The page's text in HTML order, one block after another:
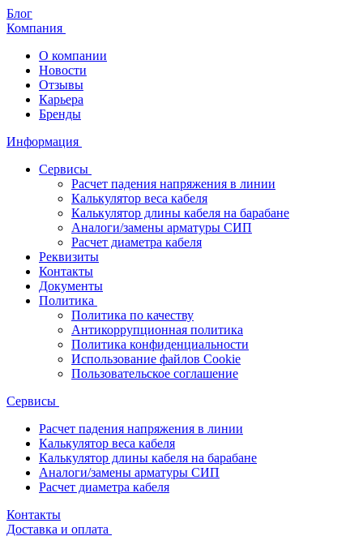
Блог
Компания
О компании
Новости
Отзывы
Карьера
Бренды
Информация
Сервисы
Расчет падения напряжения в линии
Калькулятор веса кабеля
Калькулятор длины кабеля на барабане
Аналоги/замены арматуры СИП
Расчет диаметра кабеля
Реквизиты
Контакты
Документы
Политика
Политика по качеству
Антикоррупционная политика
Политика конфиденциальности
Использование файлов Cookie
Пользовательское соглашение
Сервисы
Расчет падения напряжения в линии
Калькулятор веса кабеля
Калькулятор длины кабеля на барабане
Аналоги/замены арматуры СИП
Расчет диаметра кабеля
Контакты
Доставка и оплата